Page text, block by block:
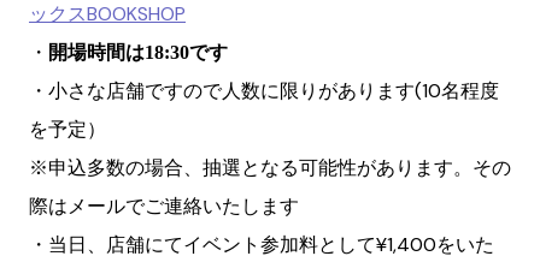
ックスBOOKSHOP
・ 開場時間は18:30です
・小さな店舗ですので人数に限りがあります(10名程度
を予定）
※申込多数の場合、抽選となる可能性があります。その
際はメールでご連絡いたします
・当日、店舗にてイベント参加料として¥1,400をいた